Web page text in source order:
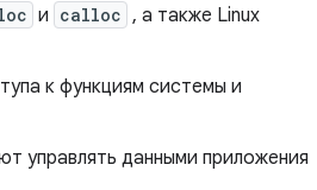
и calloc , а также Linux
к функциям системы и
управлять данными приложения